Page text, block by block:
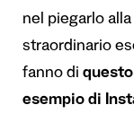
nel piegarlo
straordinario
fanno di
esempio di